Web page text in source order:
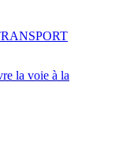
la voie à la